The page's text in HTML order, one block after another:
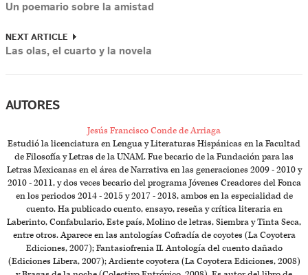
Un poemario sobre la amistad
NEXT ARTICLE
Las olas, el cuarto y la novela
AUTORES
Jesús Francisco Conde de Arriaga
Estudió la licenciatura en Lengua y Literaturas Hispánicas en la Facultad
de Filosofía y Letras de la UNAM. Fue becario de la Fundación para las
Letras Mexicanas en el área de Narrativa en las generaciones 2009 - 2010 y
2010 - 2011, y dos veces becario del programa Jóvenes Creadores del Fonca
en los periodos 2014 - 2015 y 2017 - 2018, ambos en la especialidad de
cuento. Ha publicado cuento, ensayo, reseña y crítica literaria en
Laberinto, Confabulario, Este país, Molino de letras, Siembra y Tinta Seca,
entre otros. Aparece en las antologías Cofradía de coyotes (La Coyotera
Ediciones, 2007); Fantasiofrenia II. Antología del cuento dañado
(Ediciones Libera, 2007); Ardiente coyotera (La Coyotera Ediciones, 2008)